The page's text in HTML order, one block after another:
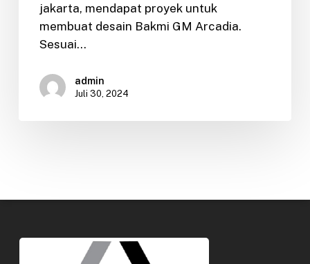
jakarta, mendapat proyek untuk
membuat desain Bakmi GM Arcadia.
Sesuai…
admin
Juli 30, 2024